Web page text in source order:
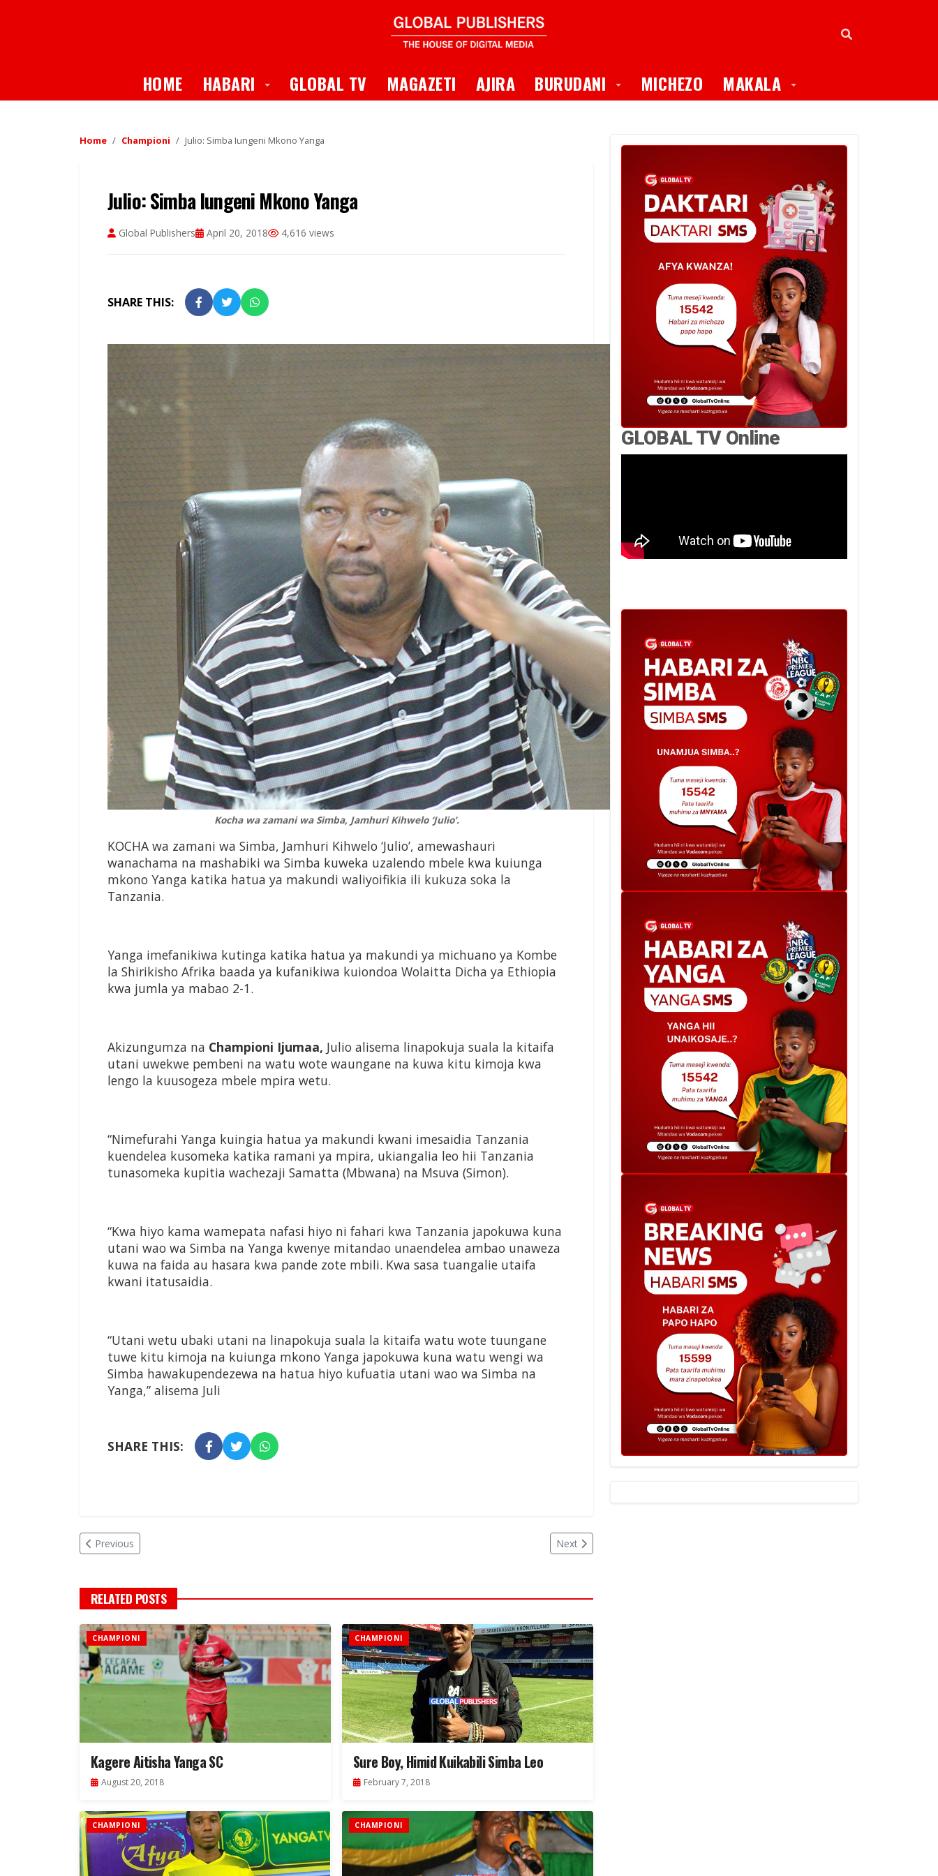
HOME HABARI Toggle Dropdown
GLOBAL TV MAGAZETI AJIRA BURUDANI Toggle Dropdown
MICHEZO MAKALA Toggle Dropdown
Home Championi Julio: Simba Iungeni Mkono Yanga
Julio: Simba Iungeni Mkono Yanga
Global Publishers April 20, 2018 4,616 views
SHARE THIS:
Kocha wa zamani wa Simba, Jamhuri Kihwelo ‘Julio’.
KOCHA wa zamani wa Simba, Jamhuri Kihwelo ‘Julio’, amewashauri
wanachama na mashabiki wa Simba kuweka uzalendo mbele kwa kuiunga
mkono Yanga katika hatua ya makundi waliyoifikia ili kukuza soka la
Tanzania.
Yanga imefanikiwa kutinga katika hatua ya makundi ya michuano ya Kombe
la Shirikisho Afrika baada ya kufanikiwa kuiondoa Wolaitta Dicha ya Ethiopia
kwa jumla ya mabao 2-1.
Akizungumza na Championi Ijumaa, Julio alisema linapokuja suala la kitaifa
utani uwekwe pembeni na watu wote waungane na kuwa kitu kimoja kwa
lengo la kuusogeza mbele mpira wetu.
“Nimefurahi Yanga kuingia hatua ya makundi kwani imesaidia Tanzania
kuendelea kusomeka katika ramani ya mpira, ukiangalia leo hii Tanzania
tunasomeka kupitia wachezaji Samatta (Mbwana) na Msuva (Simon).
“Kwa hiyo kama wamepata nafasi hiyo ni fahari kwa Tanzania japokuwa kuna
utani wao wa Simba na Yanga kwenye mitandao unaendelea ambao unaweza
kuwa na faida au hasara kwa pande zote mbili. Kwa sasa tuangalie utaifa
kwani itatusaidia.
“Utani wetu ubaki utani na linapokuja suala la kitaifa watu wote tuungane
tuwe kitu kimoja na kuiunga mkono Yanga japokuwa kuna watu wengi wa
Simba hawakupendezewa na hatua hiyo kufuatia utani wao wa Simba na
Yanga,” alisema Juli
SHARE THIS:
Previous Next
RELATED POSTS
CHAMPIONI
Kagere Aitisha Yanga SC
August 20, 2018
CHAMPIONI
Sure Boy, Himid Kuikabili Simba Leo
February 7, 2018
CHAMPIONI CHAMPIONI
GLOBAL TV Online